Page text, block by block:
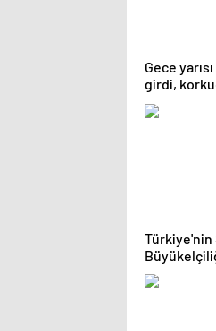
Gece
girdi,
Türkiye'nin
açıklaması